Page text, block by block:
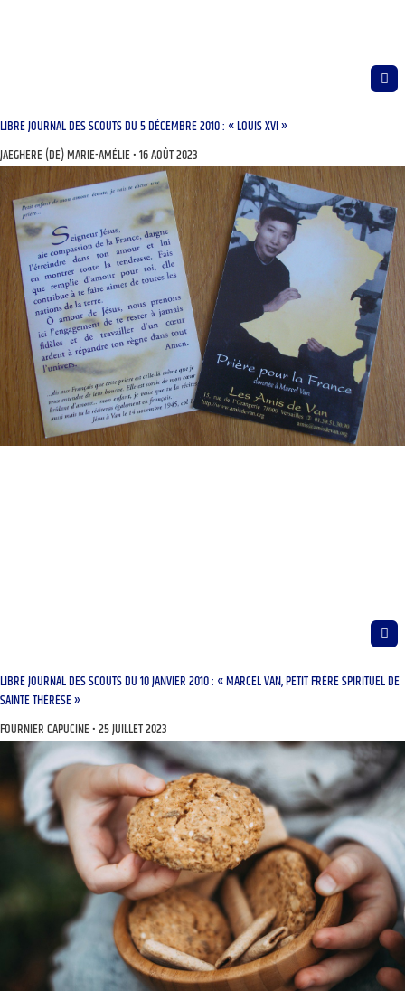
LIBRE JOURNAL DES SCOUTS DU 5 DÉCEMBRE 2010 : « LOUIS XVI »
JAEGHERE (DE) MARIE-AMÉLIE 16 AOÛT 2023
LIBRE JOURNAL DES SCOUTS DU 10 JANVIER 2010 : « MARCEL VAN, PETIT FRÈRE SPIRITUEL DE
SAINTE THÉRÈSE »
FOURNIER CAPUCINE 25 JUILLET 2023